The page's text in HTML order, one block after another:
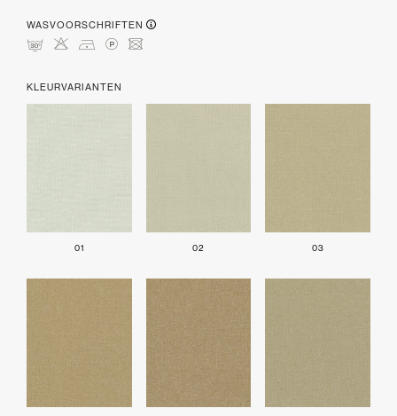
WASVOORSCHRIFTEN
mHDLU
KLEURVARIANTEN
01 02 03